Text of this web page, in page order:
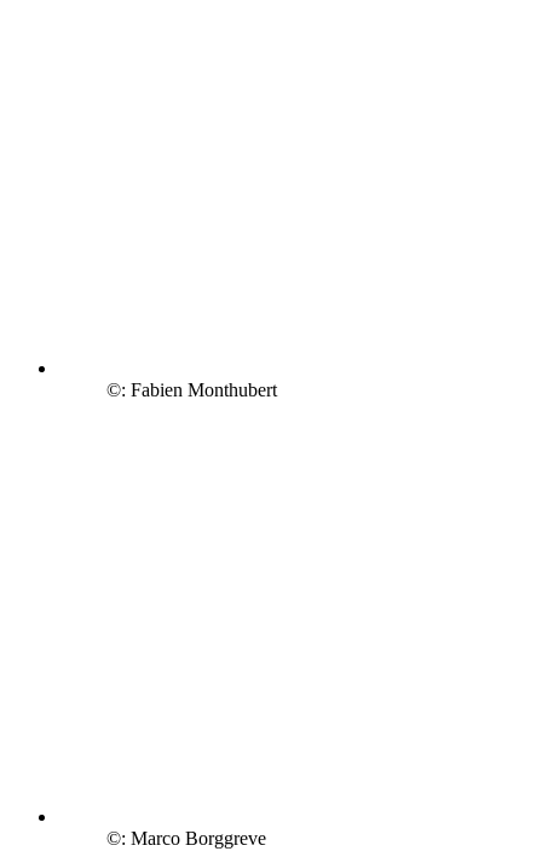
©: Fabien Monthubert
©: Marco Borggreve